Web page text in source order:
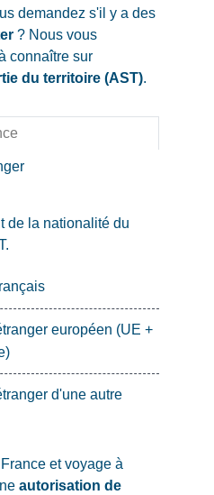
demandez s'il y a des
? Nous vous
connaître sur
du territoire (AST).
de la nationalité du
européen (UE +
d'une autre
et voyage à
autorisation de